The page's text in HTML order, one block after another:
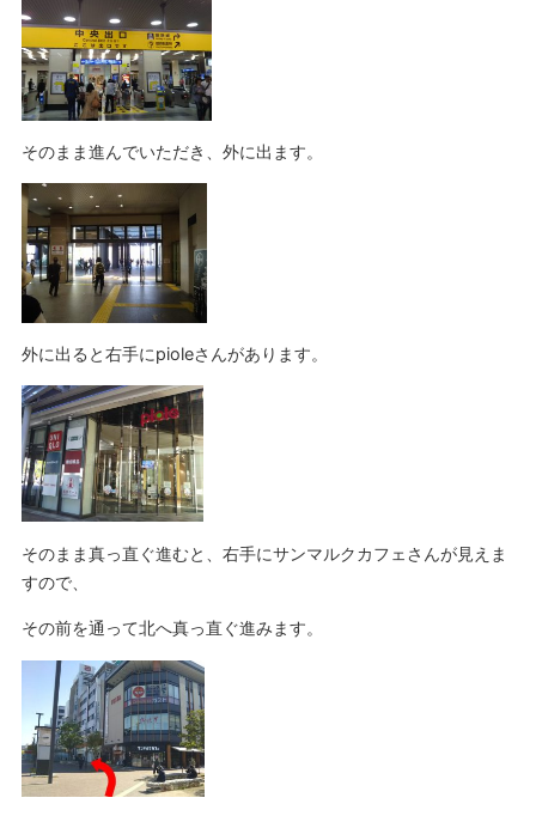
そのまま進んでいただき、外に出ます。
外に出ると右手にpioleさんがあります。
そのまま真っ直ぐ進むと、右手にサンマルクカフェさんが見えま
すので、
その前を通って北へ真っ直ぐ進みます。